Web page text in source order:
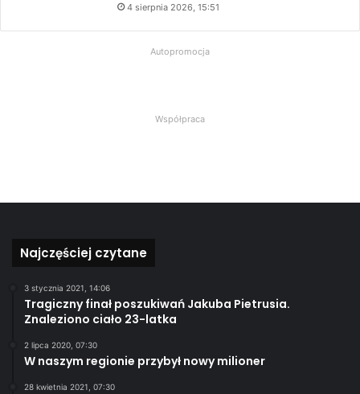
4 sierpnia 2026, 15:51
Autopromocja
Współpraca
Najczęściej czytane
3 stycznia 2021, 14:06
Tragiczny finał poszukiwań Jakuba Pietrusia.
Znaleziono ciało 23-latka
2 lipca 2020, 07:30
W naszym regionie przybył nowy milioner
28 kwietnia 2021, 07:30